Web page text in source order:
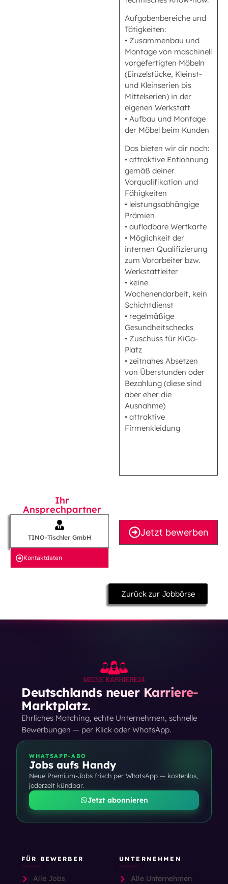
Aufgabenbereiche und
Tätigkeiten:
• Zusammenbau und
Montage von maschinell
vorgefertigten Möbeln
(Einzelstücke, Kleinst-
und Kleinserien bis
Mittelserien) in der
eigenen Werkstatt
• Aufbau und Montage
der Möbel beim Kunden
Das bieten wir dir noch:
• attraktive Entlohnung
gemäß deiner
Vorqualifikation und
Fähigkeiten
• leistungsabhängige
Prämien
• aufladbare Wertkarte
• Möglichkeit der
internen Qualifizierung
zum Vorarbeiter bzw.
Werkstattleiter
• keine
Wochenendarbeit, kein
Schichtdienst
• regelmäßige
Gesundheitschecks
• Zuschuss für KiGa-
Platz
• zeitnahes Absetzen
von Überstunden oder
Bezahlung (diese sind
aber eher die
Ausnahme)
• attraktive
Firmenkleidung
Ihr
Ansprechpartner
TINO-Tischler GmbH
Kontakt­daten
Jetzt bewerben
Zurück zur Jobbörse
Deutschlands neuer Karriere-
Marktplatz.
Ehrliches Matching, echte Unternehmen, schnelle
Bewerbungen — per Klick oder WhatsApp.
WHATSAPP-ABO
Jobs aufs Handy
Neue Premium-Jobs frisch per WhatsApp — kostenlos,
jederzeit kündbar.
Jetzt abonnieren
FÜR BEWERBER
Alle Jobs
UNTERNEHMEN
Alle Unternehmen